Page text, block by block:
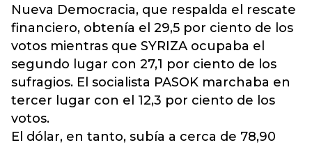
Nueva Democracia, que respalda el rescate
financiero, obtenía el 29,5 por ciento de los
votos mientras que SYRIZA ocupaba el
segundo lugar con 27,1 por ciento de los
sufragios. El socialista PASOK marchaba en
tercer lugar con el 12,3 por ciento de los
votos.
El dólar, en tanto, subía a cerca de 78,90